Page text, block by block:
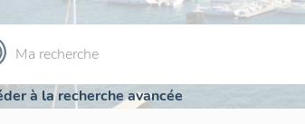
à la recherche avancée